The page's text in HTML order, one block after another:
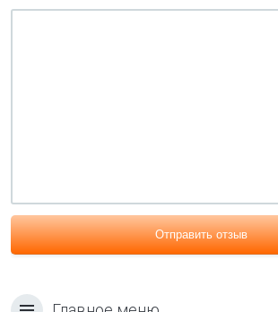
Отправить отзыв